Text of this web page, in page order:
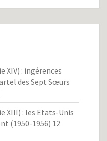
XIV) : ingérences
des Sept Sœurs
XIII) : les Etats-Unis
(1950-1956) 12